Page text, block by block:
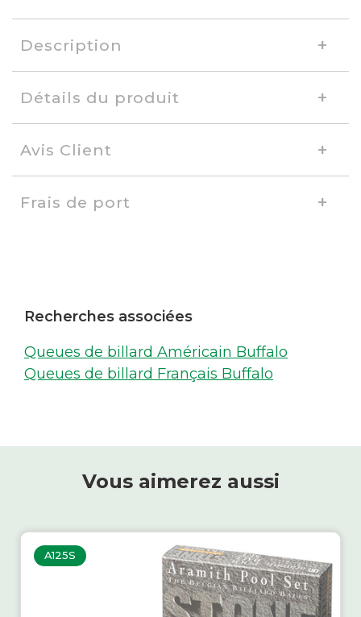
Description
Détails du produit
Avis Client
Frais de port
Recherches associées
Queues de billard Américain Buffalo
Queues de billard Français Buffalo
Vous aimerez aussi
A125S